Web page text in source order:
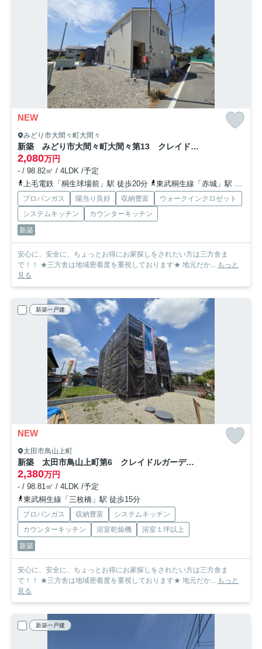
NEW
みどり市大間々町大間々
新築 みどり市大間々町大間々第13 クレイドルガーデン 1号棟
2,080万円
- / 98.82㎡ / 4LDK /予定
上毛電鉄「桐生球場前」駅 徒歩20分
東武桐生線「赤城」駅 徒歩20分
プロパンガス 陽当り良好 収納豊富
ウォークインクロゼット
システムキッチン
カウンターキッチン
新築
安心に、安全に、ちょっとお得にお家探しをされたい方は三方舎ま
で！！ ★三方舎は地域密着度を重視しております★ 地元だか... もっと
見る
新築一戸建
NEW
太田市鳥山上町
新築 太田市鳥山上町第6 クレイドルガーデン １号棟
2,380万円
- / 98.81㎡ / 4LDK /予定
東武桐生線「三枚橋」駅 徒歩15分
プロパンガス 収納豊富
システムキッチン
カウンターキッチン
浴室乾燥機
浴室１坪以上
新築
安心に、安全に、ちょっとお得にお家探しをされたい方は三方舎ま
で！！ ★三方舎は地域密着度を重視しております★ 地元だか... もっと
見る
新築一戸建